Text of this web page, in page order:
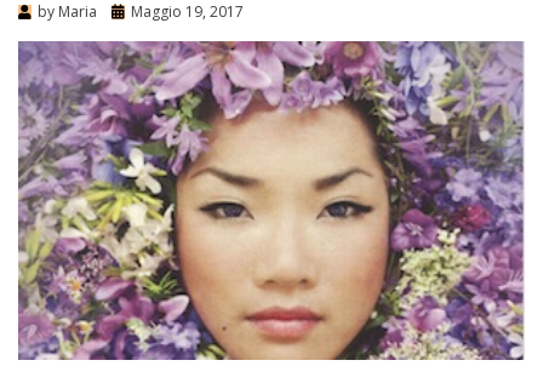
by Maria Maggio 19, 2017